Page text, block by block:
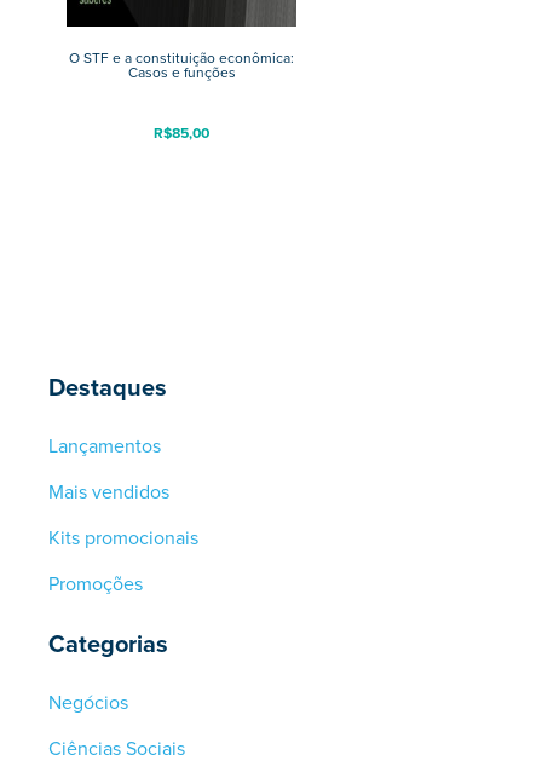
Destaques
Lançamentos
Mais vendidos
Kits promocionais
Promoções
Categorias
Negócios
Ciências Sociais
O STF e a constituição econômica:
Casos e funções
R$85,00